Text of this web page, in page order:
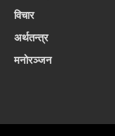
विचार
अर्थतन्त्र
मनोरञ्जन